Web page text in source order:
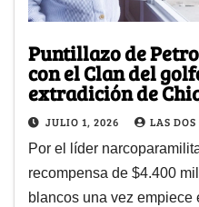
Puntillazo de
con el Clan del
extradición de
JULIO 1, 2026 LAS
Por el líder
recompensa de $4.400
blancos una vez